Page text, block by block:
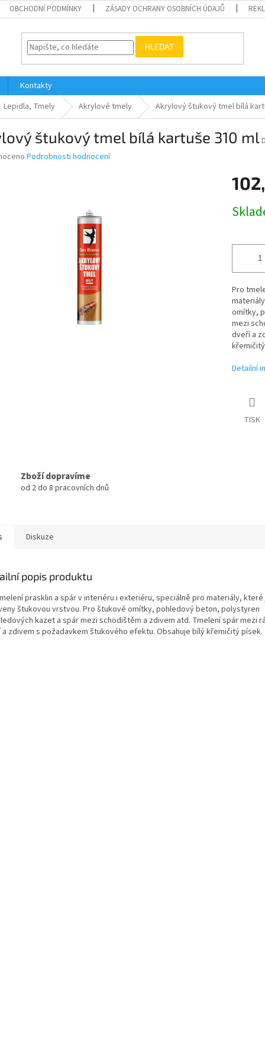
OBCHODNÍ PODMÍNKY ZÁSADY OCHRANY OSOBNÍCH ÚDAJŮ
HLEDAT
Kontakty
Lepidla, Tmely
Akrylové tmely Akrylový štukový tmel bílá
štukový tmel bílá kartuše 310 ml
Podrobnosti hodnocení
cena:
Pro
omítky,
mezi
dveří a
Detailní
TISK
Zboží dopravíme
od 2 do 8 pracovních dnů
Diskuze
popis produktu
prasklin a spár v interiéru i exteriéru, speciálně pro materiály, které
štukovou vrstvou. Pro štukové omítky, pohledový beton, polystyren
kazet a spár mezi schodištěm a zdivem atd. Tmelení spár mezi
zdivem s požadavkem štukového efektu. Obsahuje bílý křemičitý písek.